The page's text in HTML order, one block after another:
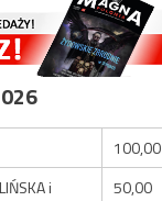
100,00
i
50,00